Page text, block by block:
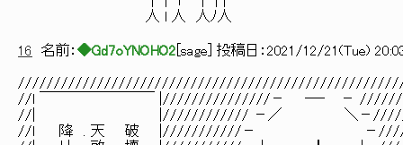
人 l 人 人ﾉ人
16 名前： ◆Gd7oYNOHO2 sage ] 投稿日： 2021/12/21(Tue)
//l ￣￣￣￣￣￣￣￣ |///////////////－ ―‐ －
//| |//////////// －／ ＼－
//l 降 . 天 破 |///////////－ －